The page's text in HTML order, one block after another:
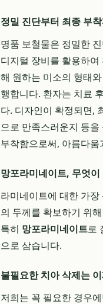
정밀 진단부터 최종 부
명품 보철물은 정밀한
디지털 장비를 활용하
해 원하는 미소의 형태
행합니다. 환자는 치료
다. 디자인이 확정되면,
으로 만족스러운지 등
부착함으로써, 아름다
망포라미네이트, 무엇
라미네이트에 대한 가
의 두께를 확보하기 위
특히 망포라미네이트로
으로 삼습니다.
불필요한 치아 삭제는
저희는 꼭 필요한 경우